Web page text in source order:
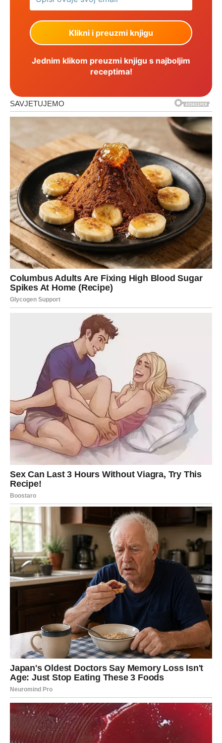
Jednim klikom preuzmi knjigu s najboljim
receptima!